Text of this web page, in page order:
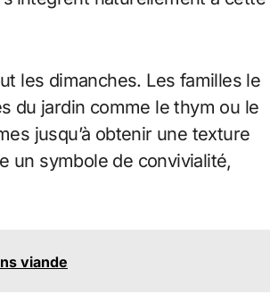
les dimanches. Les familles le
du jardin comme le thym ou le
jusqu’à obtenir une texture
un symbole de convivialité,
viande